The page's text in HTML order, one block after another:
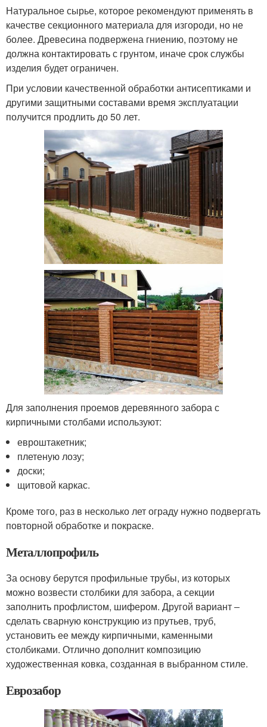
Натуральное сырье, которое рекомендуют применять в
качестве секционного материала для изгороди, но не
более. Древесина подвержена гниению, поэтому не
должна контактировать с грунтом, иначе срок службы
изделия будет ограничен.
При условии качественной обработки антисептиками и
другими защитными составами время эксплуатации
получится продлить до 50 лет.
Для заполнения проемов деревянного забора с
кирпичными столбами используют:
евроштакетник;
плетеную лозу;
доски;
щитовой каркас.
Кроме того, раз в несколько лет ограду нужно подвергать
повторной обработке и покраске.
Металлопрофиль
За основу берутся профильные трубы, из которых
можно возвести столбики для забора, а секции
заполнить профлистом, шифером. Другой вариант ‒
сделать сварную конструкцию из прутьев, труб,
установить ее между кирпичными, каменными
столбиками. Отлично дополнит композицию
художественная ковка, созданная в выбранном стиле.
Еврозабор